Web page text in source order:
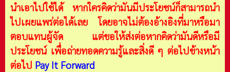
นำเอาไปใช้ได้ หากใครคิดว่ามันมีประโยชน์ก็สามารถนำ
ไปเผยแพร่ต่อได้เลย โดยอาจไม่ต้องอ้างอิงที่มาหรือมา
ตอบแทนผู้จัด แต่ขอให้ส่งต่อหากคิดว่ามันดีหรือมี
ประโยชน์ เพื่อถ่ายทอดความรู้และสิ่งดี ๆ ต่อไปข้างหน้า
ต่อไป Pay It Forward